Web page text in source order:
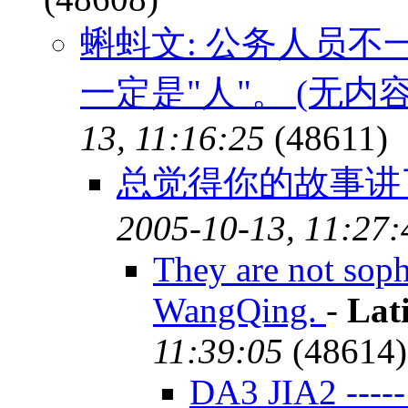
蝌蚪文: 公务人员不
一定是"人"。 (无内
13, 11:16:25 (48611)
总觉得你的故事
2005-10-13,
They are not
WangQing. -
11:39:05 (48614)
DA3 JIA2